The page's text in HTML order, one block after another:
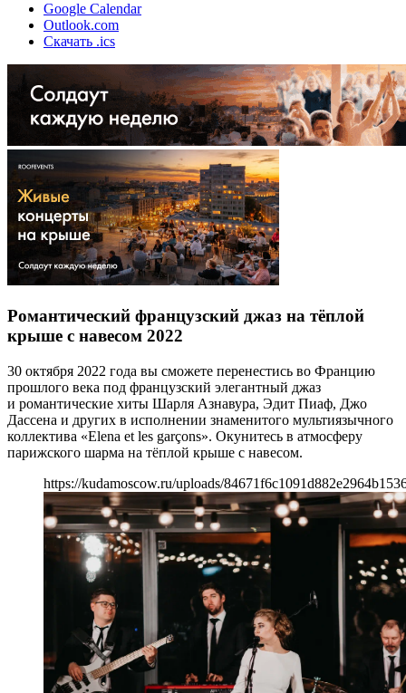
Google Calendar
Outlook.com
Скачать .ics
Романтический французский джаз на тёплой
крыше с навесом 2022
30 октября 2022 года вы сможете перенестись во Францию
прошлого века под французский элегантный джаз
и романтические хиты Шарля Азнавура, Эдит Пиаф, Джо
Дассена и других в исполнении знаменитого мультиязычного
коллектива «Elena et les garçons». Окунитесь в атмосферу
парижского шарма на тёплой крыше с навесом.
https://kudamoscow.ru/uploads/